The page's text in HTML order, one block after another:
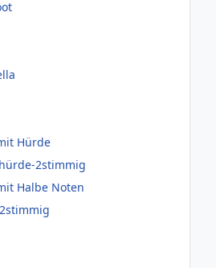
Hürde
2stimmig
Halbe Noten